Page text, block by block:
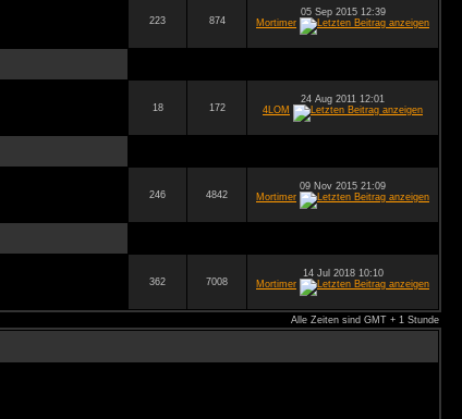
223 874
05 Sep 2015 12:39
Mortimer
18 172
24 Aug 2011 12:01
4LOM
246 4842
09 Nov 2015 21:09
Mortimer
362 7008
14 Jul 2018 10:10
Mortimer
Alle Zeiten sind GMT + 1 Stunde